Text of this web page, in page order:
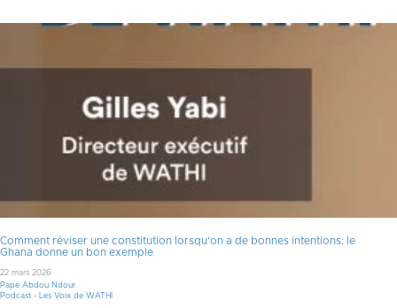
Comment réviser une constitution lorsqu’on a de bonnes intentions: le
Ghana donne un bon exemple
22 mars 2026
Pape Abdou Ndour
Podcast - Les Voix de WATHI